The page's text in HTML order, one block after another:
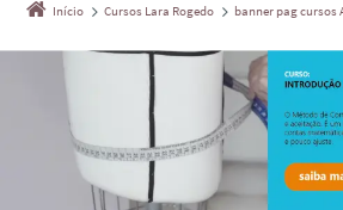
Início Cursos Lara Rogedo banner pag cursos